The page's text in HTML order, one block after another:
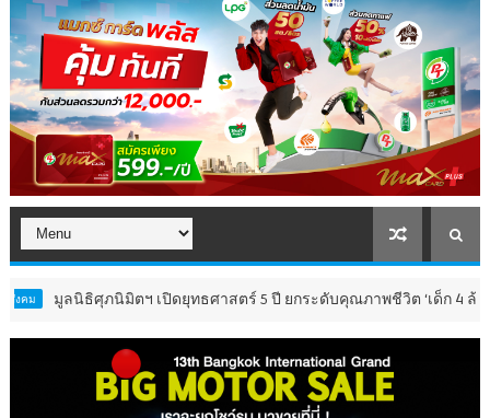
ศุภนิมิตฯ เปิดยุทธศาสตร์ 5 ปี ยกระดับคุณภาพชีวิต ‘เด็ก 4 ล้านคน’ พ้นวิ